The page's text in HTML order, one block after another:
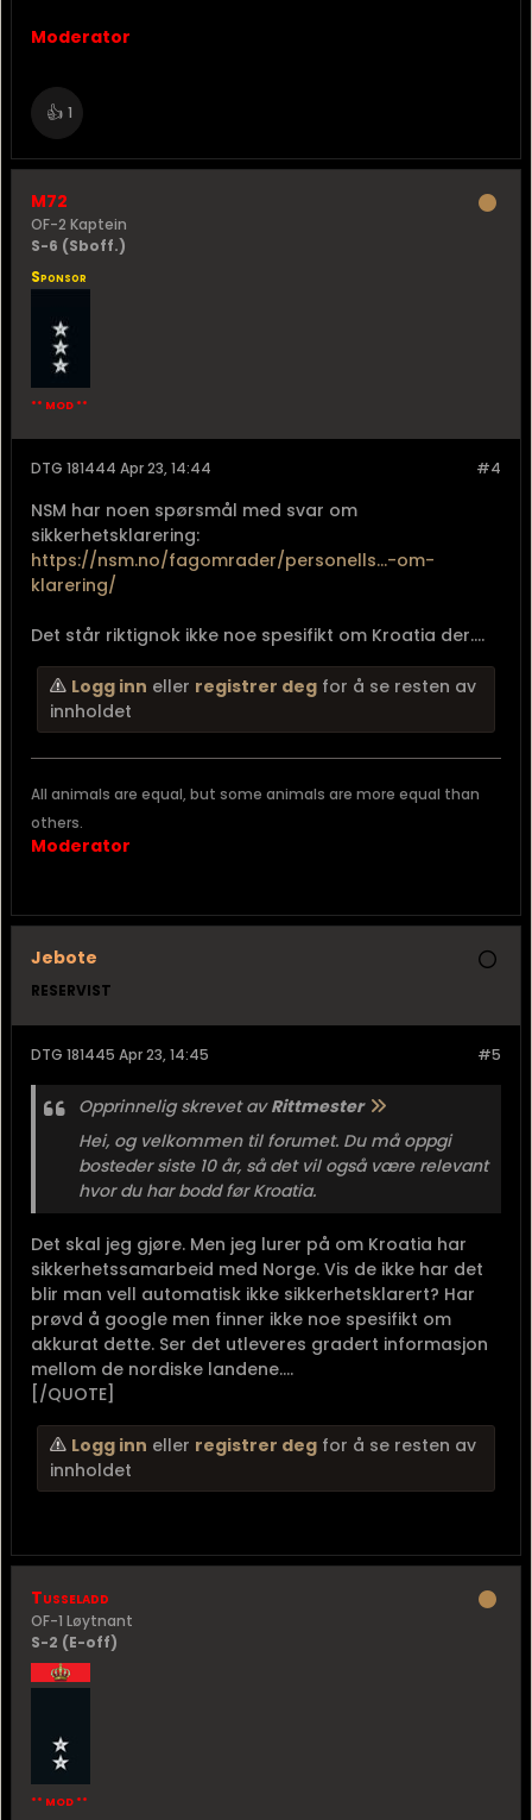
Moderator
👍 1
M72
OF-2 Kaptein
S-6 (Sboff.)
Sponsor
** MOD **
#4
DTG 181444 Apr 23, 14:44
NSM har noen spørsmål med svar om
sikkerhetsklarering:
https://nsm.no/fagomrader/personells...-om-
klarering/
Det står riktignok ikke noe spesifikt om Kroatia der....
Logg inn eller registrer deg for å se resten av
innholdet
All animals are equal, but some animals are more equal than
others.
Moderator
Jebote
RESERVIST
#5
DTG 181445 Apr 23, 14:45
Opprinnelig skrevet avRittmester
Hei, og velkommen til forumet. Du må oppgi
bosteder siste 10 år, så det vil også være relevant
hvor du har bodd før Kroatia.
Det skal jeg gjøre. Men jeg lurer på om Kroatia har
sikkerhetssamarbeid med Norge. Vis de ikke har det
blir man vell automatisk ikke sikkerhetsklarert? Har
prøvd å google men finner ikke noe spesifikt om
akkurat dette. Ser det utleveres gradert informasjon
mellom de nordiske landene....
[/QUOTE]
Logg inn eller registrer deg for å se resten av
innholdet
Tusseladd
OF-1 Løytnant
S-2 (E-off)
** MOD **